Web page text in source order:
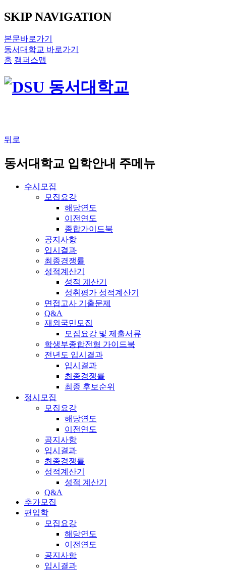
SKIP NAVIGATION
본문바로가기
동서대학교 바로가기
홈 캠퍼스맵
뒤로
동서대학교 입학안내 주메뉴
수시모집
모집요강
해당연도
이전연도
종합가이드북
공지사항
입시결과
최종경쟁률
성적계산기
성적 계산기
성취평가 성적계산기
면접고사 기출문제
Q&A
재외국민모집
모집요강 및 제출서류
학생부종합전형 가이드북
전년도 입시결과
입시결과
최종경쟁률
최종 후보순위
정시모집
모집요강
해당연도
이전연도
공지사항
입시결과
최종경쟁률
성적계산기
성적 계산기
Q&A
추가모집
편입학
모집요강
해당연도
이전연도
공지사항
입시결과